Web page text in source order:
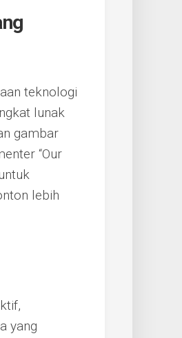
teknologi
lunak
gambar
“Our
lebih
yang